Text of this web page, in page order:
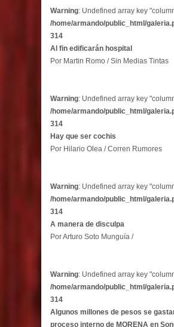
Warning: Undefined array key
/home/armando/public_html/
314
Al fin edificarán hospital
Por Martin Romo / Sin Medias Tintas
Warning: Undefined array key
/home/armando/public_html/
314
Hay que ser cochis
Por Hilario Olea / Corren Rumores
Warning: Undefined array key
/home/armando/public_html/
314
A manera de disculpa
Por Arturo Soto Munguía /
Warning: Undefined array key
/home/armando/public_html/
314
Algunos millones de pesos se
proceso interno de MORENA en